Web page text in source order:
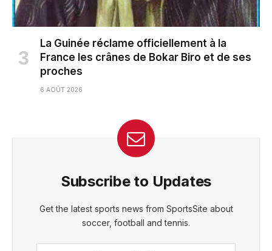
La Guinée réclame officiellement à la
France les crânes de Bokar Biro et de ses
proches
6 AOÛT 2026
Subscribe to Updates
Get the latest sports news from SportsSite about
soccer, football and tennis.